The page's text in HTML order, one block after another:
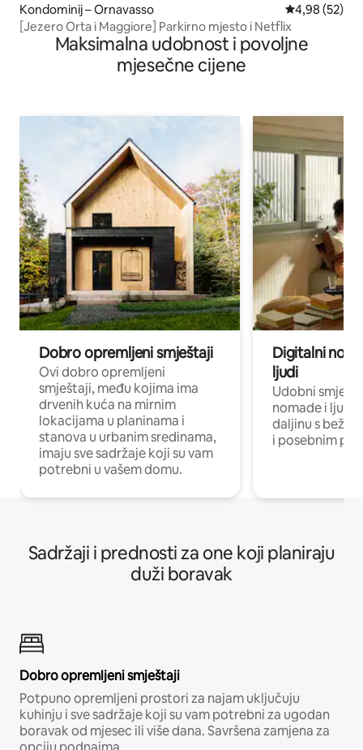
Kondominij – Ornavasso Prosječna
4,98 (52)
[Jezero Orta i Maggiore] Parkirno mjesto i Netflix
Maksimalna udobnost i povoljne
mjesečne cijene
Dobro opremljeni smještaji
Ovi dobro opremljeni
smještaji, među kojima ima
drvenih kuća na mirnim
lokacijama u planinama i
stanova u urbanim sredinama,
imaju sve sadržaje koji su vam
potrebni u vašem domu.
Digitalni
ljudi
Udobni
nomade i ljude
daljinu s
i posebnim
Sadržaji i prednosti za one koji planiraju
duži boravak
Dobro opremljeni smještaji
Potpuno opremljeni prostori za najam uključuju
kuhinju i sve sadržaje koji su vam potrebni za ugodan
boravak od mjesec ili više dana. Savršena zamjena za